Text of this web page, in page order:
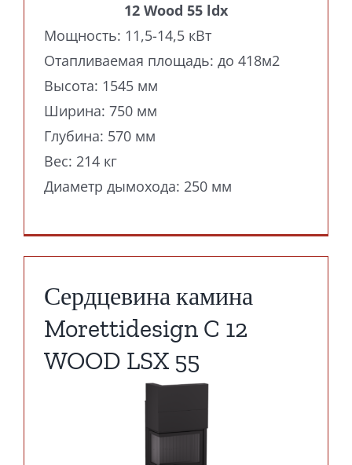
12 Wood 55 ldx
Мощность: 11,5-14,5 кВт
Отапливаемая площадь: до 418м2
Высота: 1545 мм
Ширина: 750 мм
Глубина: 570 мм
Вес: 214 кг
Диаметр дымохода: 250 мм
Сердцевина камина
Morettidesign C 12
WOOD LSX 55